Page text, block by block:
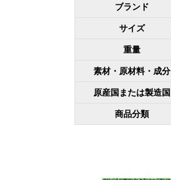
ブランド
サイズ
重量
素材・原材料・成分
原産国または製造国
商品分類